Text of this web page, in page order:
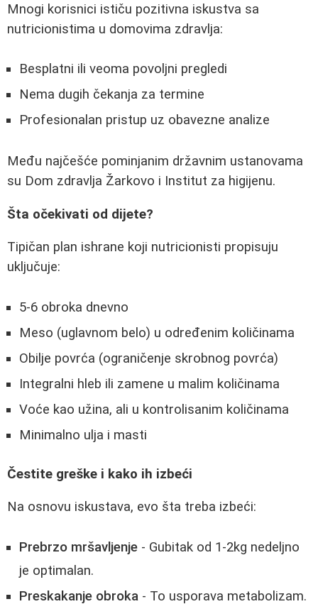
Mnogi korisnici ističu pozitivna iskustva sa
nutricionistima u domovima zdravlja:
Besplatni ili veoma povoljni pregledi
Nema dugih čekanja za termine
Profesionalan pristup uz obavezne analize
Među najčešće pominjanim državnim ustanovama
su Dom zdravlja Žarkovo i Institut za higijenu.
Šta očekivati od dijete?
Tipičan plan ishrane koji nutricionisti propisuju
uključuje:
5-6 obroka dnevno
Meso (uglavnom belo) u određenim količinama
Obilje povrća (ograničenje skrobnog povrća)
Integralni hleb ili zamene u malim količinama
Voće kao užina, ali u kontrolisanim količinama
Minimalno ulja i masti
Čestite greške i kako ih izbeći
Na osnovu iskustava, evo šta treba izbeći:
Prebrzo mršavljenje - Gubitak od 1-2kg nedeljno
je optimalan.
Preskakanje obroka - To usporava metabolizam.